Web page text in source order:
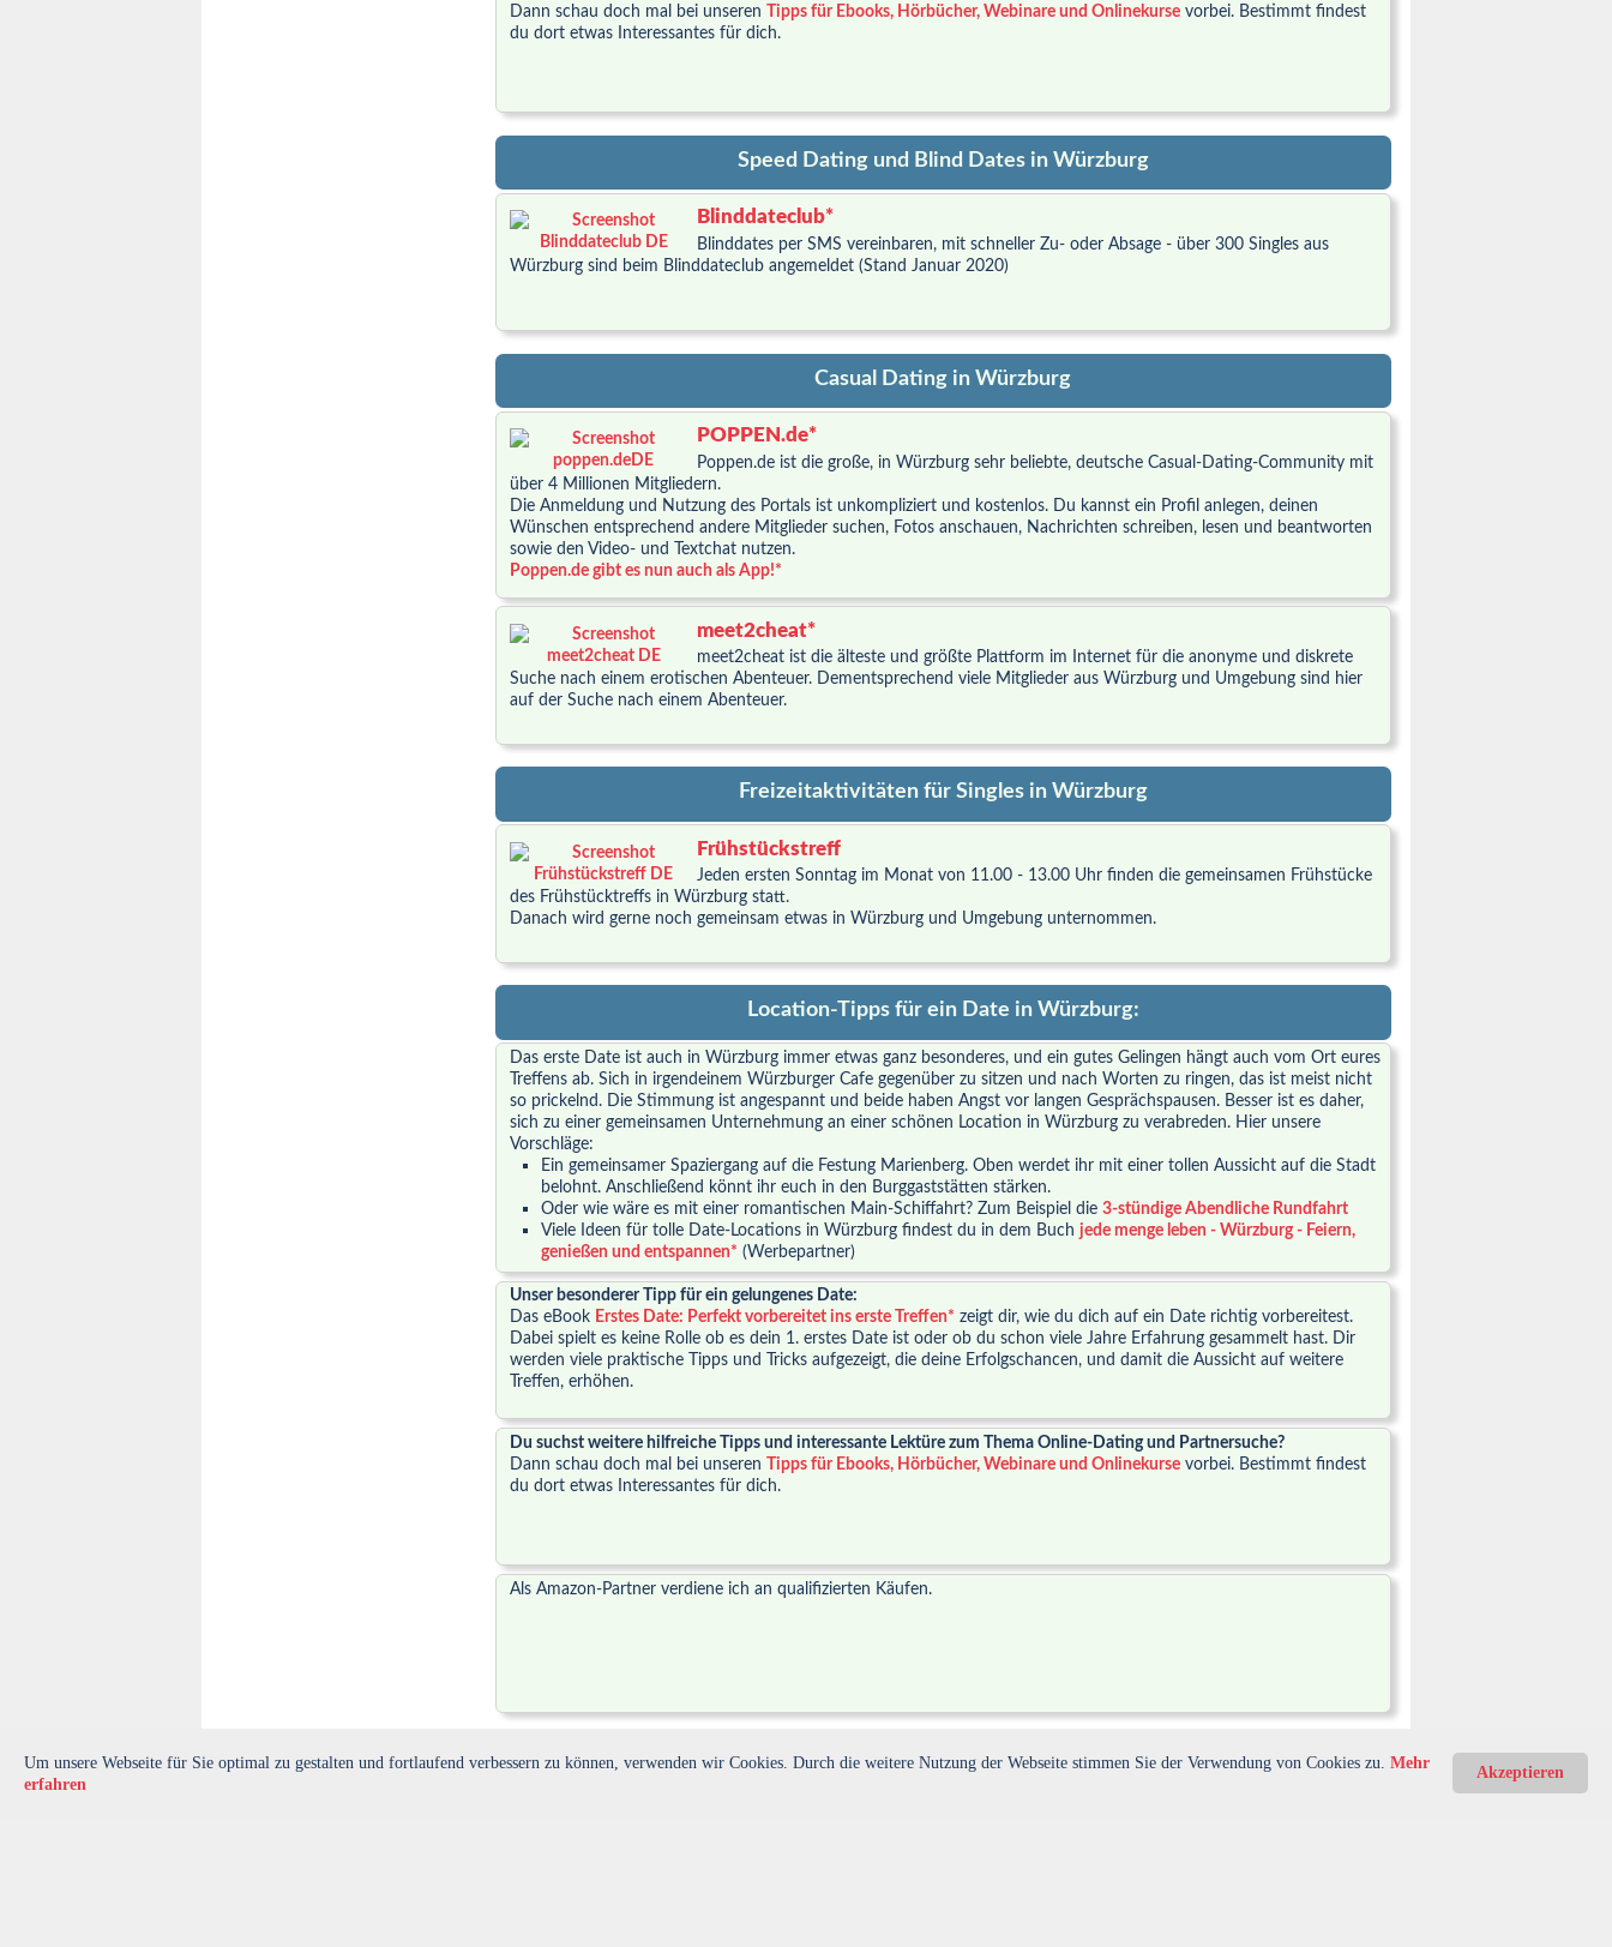
Dann schau doch mal bei unseren Tipps für Ebooks, Hörbücher, Webinare und Onlinekurse vorbei. Bestimmt findest
du dort etwas Interessantes für dich.
Speed Dating und Blind Dates in Würzburg
Blinddateclub*
Blinddates per SMS vereinbaren, mit schneller Zu- oder Absage - über 300 Singles aus
Würzburg sind beim Blinddateclub angemeldet (Stand Januar 2020)
Casual Dating in Würzburg
POPPEN.de*
Poppen.de ist die große, in Würzburg sehr beliebte, deutsche Casual-Dating-Community mit
über 4 Millionen Mitgliedern.
Die Anmeldung und Nutzung des Portals ist unkompliziert und kostenlos. Du kannst ein Profil anlegen, deinen
Wünschen entsprechend andere Mitglieder suchen, Fotos anschauen, Nachrichten schreiben, lesen und beantworten
sowie den Video- und Textchat nutzen.
Poppen.de gibt es nun auch als App!*
meet2cheat*
meet2cheat ist die älteste und größte Plattform im Internet für die anonyme und diskrete
Suche nach einem erotischen Abenteuer. Dementsprechend viele Mitglieder aus Würzburg und Umgebung sind hier
auf der Suche nach einem Abenteuer.
Freizeitaktivitäten für Singles in Würzburg
Frühstückstreff
Jeden ersten Sonntag im Monat von 11.00 - 13.00 Uhr finden die gemeinsamen Frühstücke
des Frühstücktreffs in Würzburg statt.
Danach wird gerne noch gemeinsam etwas in Würzburg und Umgebung unternommen.
Location-Tipps für ein Date in Würzburg:
Das erste Date ist auch in Würzburg immer etwas ganz besonderes, und ein gutes Gelingen hängt auch vom Ort eures
Treffens ab. Sich in irgendeinem Würzburger Cafe gegenüber zu sitzen und nach Worten zu ringen, das ist meist nicht
so prickelnd. Die Stimmung ist angespannt und beide haben Angst vor langen Gesprächspausen. Besser ist es daher,
sich zu einer gemeinsamen Unternehmung an einer schönen Location in Würzburg zu verabreden. Hier unsere
Vorschläge:
Ein gemeinsamer Spaziergang auf die Festung Marienberg. Oben werdet ihr mit einer tollen Aussicht auf die Stadt
belohnt. Anschließend könnt ihr euch in den Burggaststätten stärken.
Oder wie wäre es mit einer romantischen Main-Schiffahrt? Zum Beispiel die 3-stündige Abendliche Rundfahrt
Viele Ideen für tolle Date-Locations in Würzburg findest du in dem Buch jede menge leben - Würzburg - Feiern,
genießen und entspannen* (Werbepartner)
Unser besonderer Tipp für ein gelungenes Date:
Das eBook Erstes Date: Perfekt vorbereitet ins erste Treffen* zeigt dir, wie du dich auf ein Date richtig vorbereitest.
Dabei spielt es keine Rolle ob es dein 1. erstes Date ist oder ob du schon viele Jahre Erfahrung gesammelt hast. Dir
werden viele praktische Tipps und Tricks aufgezeigt, die deine Erfolgschancen, und damit die Aussicht auf weitere
Treffen, erhöhen.
Du suchst weitere hilfreiche Tipps und interessante Lektüre zum Thema Online-Dating und Partnersuche?
Dann schau doch mal bei unseren Tipps für Ebooks, Hörbücher, Webinare und Onlinekurse vorbei. Bestimmt findest
du dort etwas Interessantes für dich.
Als Amazon-Partner verdiene ich an qualifizierten Käufen.
Akzeptieren
Um unsere Webseite für Sie optimal zu gestalten und fortlaufend verbessern zu können, verwenden wir Cookies. Durch die weitere Nutzung der Webseite stimmen Sie der Verwendung von Cookies zu. Mehr
erfahren